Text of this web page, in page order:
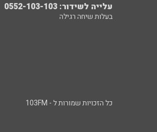
עלייה לשידור: 0552-103-103
בעלות שיחה רגילה
כל הזכויות שמורות ל - 103FM